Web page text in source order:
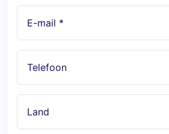
E-mail *
Telefoon
Land